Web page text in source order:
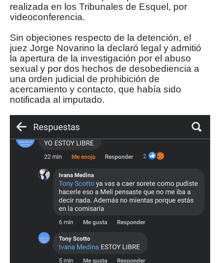
realizada en los Tribunales de Esquel, por
videoconferencia.
Sin objeciones respecto de la detención, el
juez Jorge Novarino la declaró legal y admitió
la apertura de la investigación por el abuso
sexual y por dos hechos de desobediencia a
una orden judicial de prohibición de
acercamiento y contacto, que había sido
notificada al imputado.